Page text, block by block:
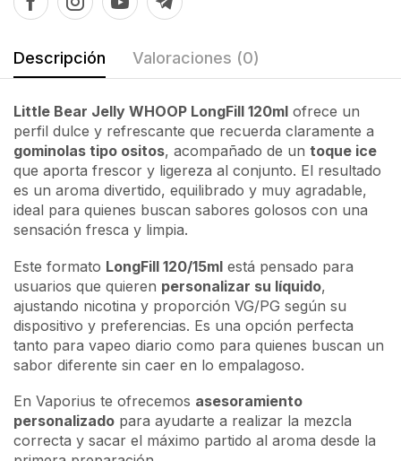
Descripción Valoraciones (0)
Little Bear Jelly WHOOP LongFill 120ml ofrece un
perfil dulce y refrescante que recuerda claramente a
gominolas tipo ositos, acompañado de un toque ice
que aporta frescor y ligereza al conjunto. El resultado
es un aroma divertido, equilibrado y muy agradable,
ideal para quienes buscan sabores golosos con una
sensación fresca y limpia.
Este formato LongFill 120/15ml está pensado para
usuarios que quieren personalizar su líquido,
ajustando nicotina y proporción VG/PG según su
dispositivo y preferencias. Es una opción perfecta
tanto para vapeo diario como para quienes buscan un
sabor diferente sin caer en lo empalagoso.
En Vaporius te ofrecemos asesoramiento
personalizado para ayudarte a realizar la mezcla
correcta y sacar el máximo partido al aroma desde la